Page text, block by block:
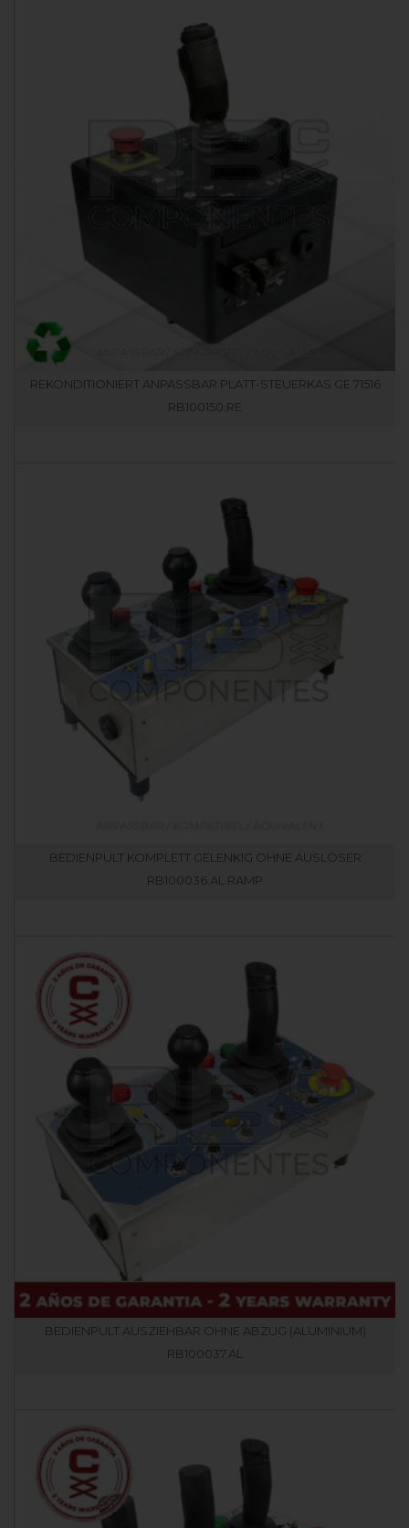
REKONDITIONIERT ANPASSBAR PLATT-STEUERKAS GE 71516
RB100150.RE
BEDIENPULT KOMPLETT GELENKIG OHNE AUSLÖSER
RB100036.AL.RAMP
BEDIENPULT AUSZIEHBAR OHNE ABZUG (ALUMINIUM)
RB100037.AL